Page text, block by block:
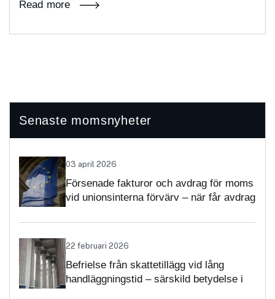
Read more
Senaste momsnyheter
03 april 2026
Försenade fakturor och avdrag för moms
vid unionsinterna förvärv – när får avdrag
22 februari 2026
Befrielse från skattetillägg vid lång
handläggningstid – särskild betydelse i